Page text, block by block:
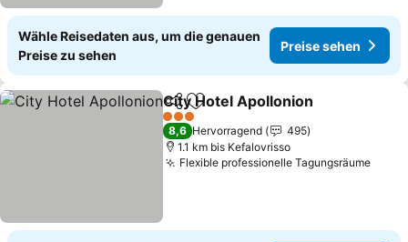
Wähle Reisedaten aus, um die genauen
Preise zu sehen
Preise sehen
TeilenZu Favoriten hinzufügen
City Hotel Apollonion
3 Sterne
8,6 Hervorragend
495
1.1 km bis Kefalovrisso
Flexible professionelle Tagungsräume